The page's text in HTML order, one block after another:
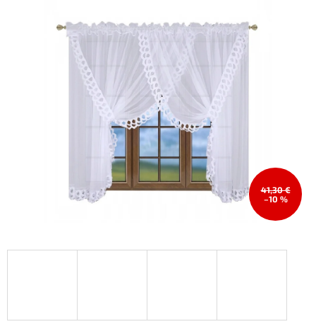
0,0
hvězdiček.
41,30 €
–10 %